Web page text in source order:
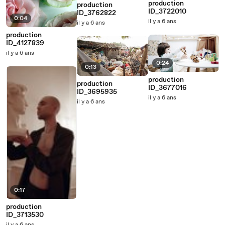
0:04
production
ID_4127839
il y a 6 ans
0:17
production
ID_3713530
production
ID_3762822
il y a 6 ans
0:13
production
ID_3695935
il y a 6 ans
production
ID_3722010
il y a 6 ans
0:24
production
ID_3677016
il y a 6 ans